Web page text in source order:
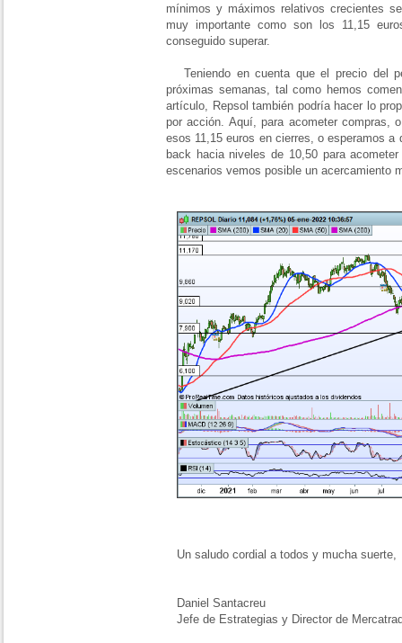
mínimos y máximos relativos crecientes
muy importante como son los 11,15
conseguido superar.
Teniendo en cuenta que el precio del
próximas semanas, tal como hemos
artículo, Repsol también podría hacer lo
por acción. Aquí, para acometer compras,
esos 11,15 euros en cierres, o esperamos a
back hacia niveles de 10,50 para
escenarios vemos posible un acercamiento
Un saludo cordial a todos y mucha suerte,
Daniel Santacreu
Jefe de Estrategias y Director de